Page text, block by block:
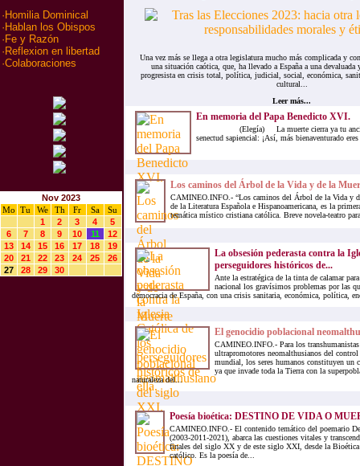
· Homilia Dominical
· Hablan los Obispos
· Fe y Razón
· Reflexion en libertad
·Colaboraciones
Nov 2023
Mo
Tu We Th Fr Sa
Su
1
2 3 4
5
6
7 8 9 10 11
12
13
14 15 16 17 18
19
20
21 22 23 24 25
26
27
28 29 30
Una vez más se llega a otra legislatura mucho más complicada y
una situación caótica, que, ha llevado a España a una devaluada
progresista en crisis total, política, judicial, social, económica,
cultural...
Leer más...
En memoria del Papa Benedicto XVI.
(Elegía) La muerte cierra ya tu
senectud sapiencial: ¡Así, más bienaventurado
Los caminos del Árbol de la Vida y de la
CAMINEO.INFO.- “Los caminos del Árbol de la Vida y
de la Literatura Española e Hispanoamericana, es la
temática místico cristiana católica. Breve novela-teatro
La obsesión pederasta contra la
perseguidores históricos de...
Ante la estratégica de la tinta de calamar
nacional los gravísimos problemas por las
democracia de España, con una crisis sanitaria, económica, política,
El genocidio poblacional
CAMINEO.INFO.- Para los
ultrapromotores neomalthusianos del
mundial, los seres humanos constituyen un
ya que invade toda la Tierra con la
naturaleza del...
Poesía bioética: DESTINO DE VIDA O
CAMINEO.INFO.- El contenido temático del poemario
(2003-2011-2021), abarca las cuestiones vitales y
finales del siglo XX y de este siglo XXI, desde la
católico. Es la poesía de...